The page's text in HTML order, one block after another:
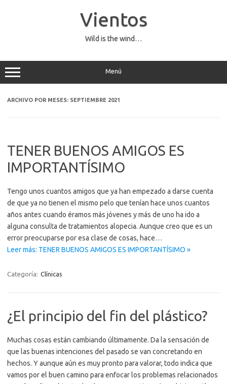
Vientos
Wild is the wind…
Menú
ARCHIVO POR MESES: SEPTIEMBRE 2021
TENER BUENOS AMIGOS ES
IMPORTANTÍSIMO
Tengo unos cuantos amigos que ya han empezado a darse cuenta
de que ya no tienen el mismo pelo que tenían hace unos cuantos
años antes cuando éramos más jóvenes y más de uno ha ido a
alguna consulta de tratamientos alopecia. Aunque creo que es un
error preocuparse por esa clase de cosas, hace…
Leer más: TENER BUENOS AMIGOS ES IMPORTANTÍSIMO »
Categoría: Clínicas
¿El principio del fin del plástico?
Muchas cosas están cambiando últimamente. Da la sensación de
que las buenas intenciones del pasado se van concretando en
hechos. Y aunque aún es muy pronto para valorar, todo indica que
vamos por el buen camino para enfocar los problemas relacionados